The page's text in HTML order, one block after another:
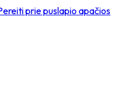
prie puslapio apačios